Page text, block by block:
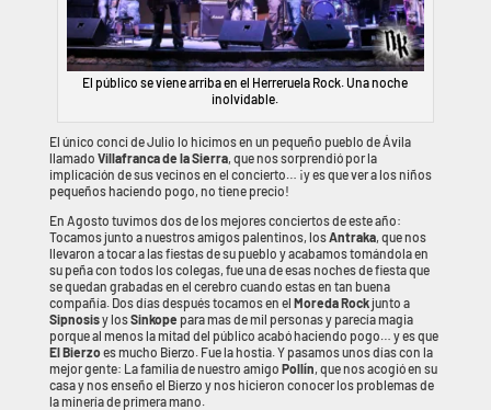
El público se viene arriba en el Herreruela Rock. Una noche
inolvidable.
El único conci de Julio lo hicimos en un pequeño pueblo de Ávila
llamado Villafranca de la Sierra, que nos sorprendió por la
implicación de sus vecinos en el concierto… ¡y es que ver a los niños
pequeños haciendo pogo, no tiene precio!
En Agosto tuvimos dos de los mejores conciertos de este año:
Tocamos junto a nuestros amigos palentinos, losAntraka, que nos
llevaron a tocar a las fiestas de su pueblo y acabamos tomándola en
su peña con todos los colegas, fue una de esas noches de fiesta que
se quedan grabadas en el cerebro cuando estas en tan buena
compañía. Dos días después tocamos en el Moreda Rockjunto a
Sipnosisy losSinkope para mas de mil personas y parecía magia
porque al menos la mitad del público acabó haciendo pogo… y es que
El Bierzoes mucho Bierzo. Fue la hostia. Y pasamos unos días con la
mejor gente: La familia de nuestro amigo Pollín, que nos acogió en su
casa y nos enseño el Bierzo y nos hicieron conocer los problemas de
la minería de primera mano.